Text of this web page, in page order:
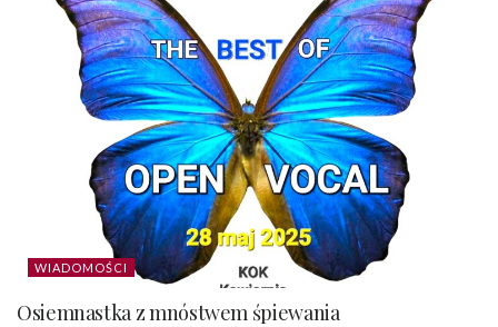
WIADOMOŚCI
Osiemnastka z mnóstwem śpiewania